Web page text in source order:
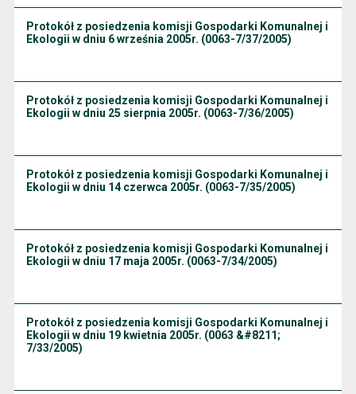
Protokół z posiedzenia komisji Gospodarki Komunalnej i
Ekologii w dniu 6 września 2005r. (0063-7/37/2005)
Protokół z posiedzenia komisji Gospodarki Komunalnej i
Ekologii w dniu 25 sierpnia 2005r. (0063-7/36/2005)
Protokół z posiedzenia komisji Gospodarki Komunalnej i
Ekologii w dniu 14 czerwca 2005r. (0063-7/35/2005)
Protokół z posiedzenia komisji Gospodarki Komunalnej i
Ekologii w dniu 17 maja 2005r. (0063-7/34/2005)
Protokół z posiedzenia komisji Gospodarki Komunalnej i
Ekologii w dniu 19 kwietnia 2005r. (0063 &#8211;
7/33/2005)